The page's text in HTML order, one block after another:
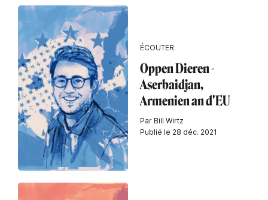
ÉCOUTER
Oppen Dieren -
Aserbaidjan,
Armenien an d'EU
Par Bill Wirtz
Publié le 28 déc. 2021